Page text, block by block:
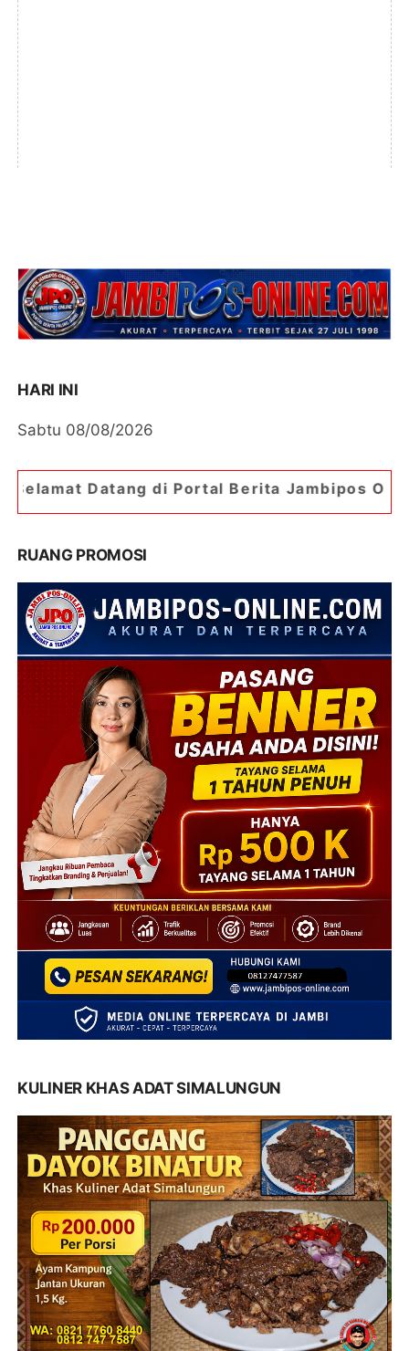
HARI INI
Sabtu 08/08/2026
di Portal Berita Jambipos Online. Portal
RUANG PROMOSI
KULINER KHAS ADAT SIMALUNGUN